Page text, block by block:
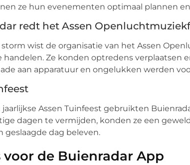
ze hun evenementen optimaal plannen en
redt het Assen
wist de organisatie van het Assen
handelen. Ze konden optredens verplaatsen
aan apparatuur en ongelukken werden
Assen Tuinfeest gebruikten
dagen te vermijden, konden ze een
geslaagde dag beleven.
de Buienradar App